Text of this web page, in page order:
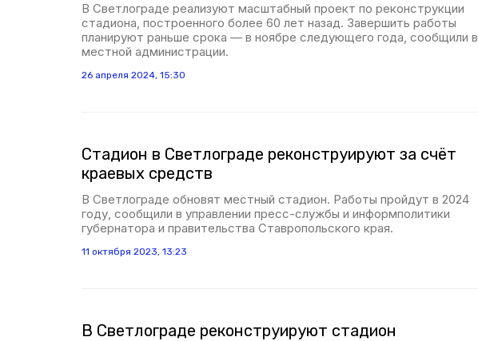
В Светлограде реализуют масштабный проект по реконструкции
стадиона, построенного более 60 лет назад. Завершить работы
планируют раньше срока — в ноябре следующего года, сообщили в
местной администрации.
26 апреля 2024, 15:30
Стадион в Светлограде реконструируют за счёт
краевых средств
В Светлограде обновят местный стадион. Работы пройдут в 2024
году, сообщили в управлении пресс-службы и информполитики
губернатора и правительства Ставропольского края.
11 октября 2023, 13:23
В Светлограде реконструируют стадион